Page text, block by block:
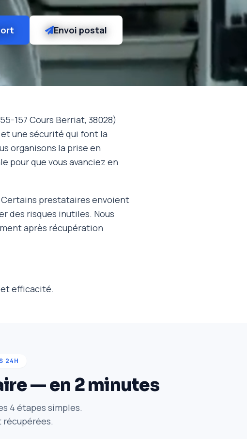
Envoi postal
157 Cours Berriat, 38028)
une sécurité qui font la
organisons la prise en
pour que vous avanciez en
prestataires envoient
des risques inutiles. Nous
après récupération
et efficacité.
24H
— en 2 minutes
4 étapes simples.